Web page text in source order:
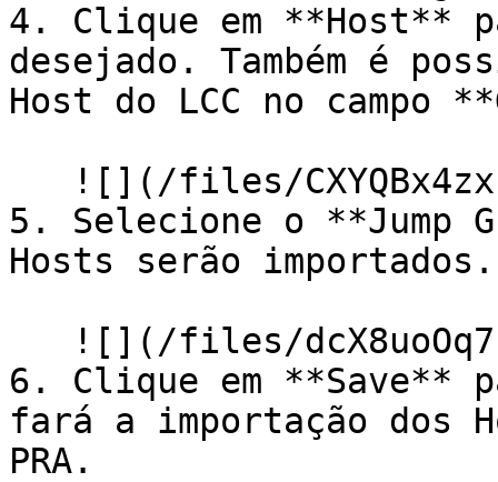
4. Clique em **Host**
desejado. Também é
Host do LCC no campo
5. Selecione o **Jump
Hosts serão importados.
6. Clique em **Save**
fará a importação dos
PRA.